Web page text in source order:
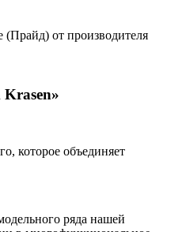
которое объединяет
ряда нашей